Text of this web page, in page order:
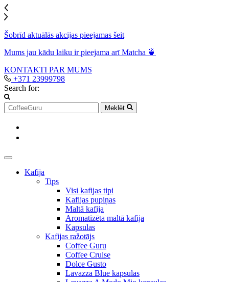
Šobrīd aktuālās akcijas pieejamas šeit
Mums jau kādu laiku ir pieejama arī Matcha 🍵
KONTAKTI PAR MUMS
+371 23999798
Search for:
Meklēt
Kafija
Tips
Visi kafijas tipi
Kafijas pupiņas
Maltā kafija
Aromatizēta maltā kafija
Kapsulas
Kafijas ražotājs
Coffee Guru
Coffee Cruise
Dolce Gusto
Lavazza Blue kapsulas